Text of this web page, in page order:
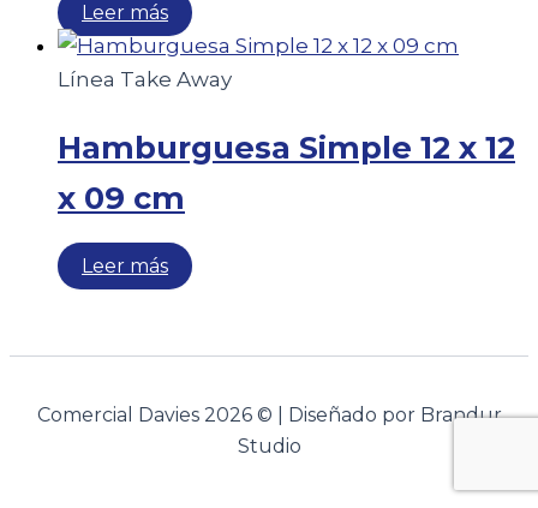
Leer más
Línea Take Away
Hamburguesa Simple 12 x 12
x 09 cm
Leer más
Comercial Davies 2026 © | Diseñado por Brandur
Studio